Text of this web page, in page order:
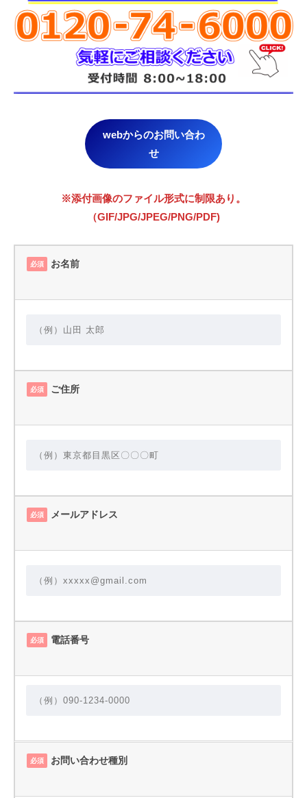
webからのお問い合わ
せ
※添付画像のファイル形式に制限あり。
（GIF/JPG/JPEG/PNG/PDF)
必須 お名前
必須 ご住所
必須 メールアドレス
必須 電話番号
必須 お問い合わせ種別